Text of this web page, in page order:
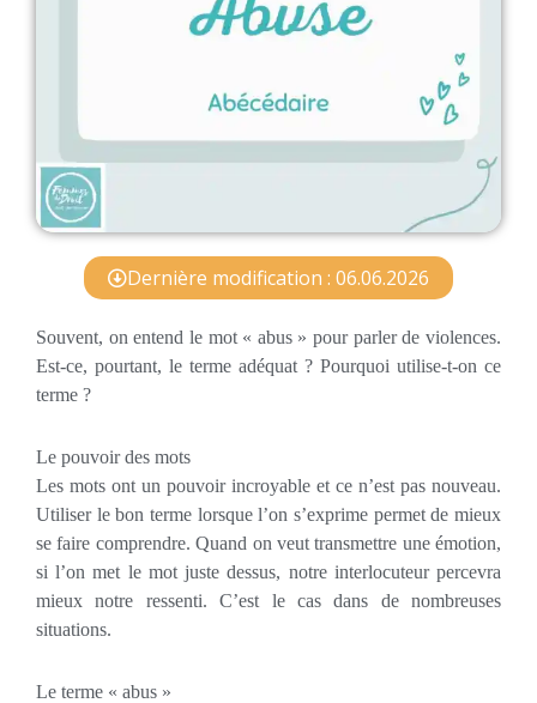
Dernière modification : 06.06.2026
Souvent, on entend le mot « abus » pour parler de violences.
Est-ce, pourtant, le terme adéquat ? Pourquoi utilise-t-on ce
terme ?
Le pouvoir des mots
Les mots ont un pouvoir incroyable et ce n’est pas nouveau.
Utiliser le bon terme lorsque l’on s’exprime permet de mieux
se faire comprendre. Quand on veut transmettre une émotion,
si l’on met le mot juste dessus, notre interlocuteur percevra
mieux notre ressenti. C’est le cas dans de nombreuses
situations.
Le terme « abus »